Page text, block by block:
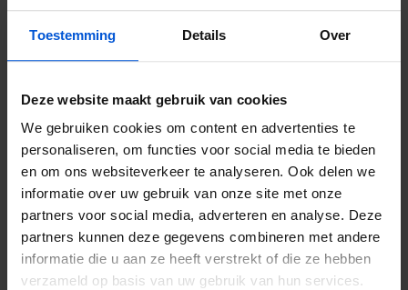
Toestemming Details Over
Deze website maakt gebruik van cookies
We gebruiken cookies om content en advertenties te
personaliseren, om functies voor social media te bieden
en om ons websiteverkeer te analyseren. Ook delen we
informatie over uw gebruik van onze site met onze
partners voor social media, adverteren en analyse. Deze
partners kunnen deze gegevens combineren met andere
informatie die u aan ze heeft verstrekt of die ze hebben
verzameld op basis van uw gebruik van hun services.
Voeg toe
Bouwstaalmat PS524a
Ø10-150 2 x 3 meter
-21%
Gaaspaneel verzinkt Ø4-
100 - 200 x 300 cm